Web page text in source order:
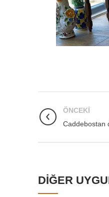
ÖNCEKI
Caddebostan
DIĞER